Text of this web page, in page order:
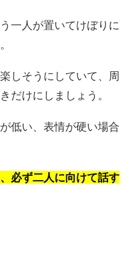
一人が置いてけぼりに
しそうにしていて、周
だけにしましょう。
低い、表情が硬い場合
必ず二人に向けて話す